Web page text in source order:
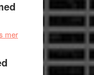
Scensommar
Artipelag
merom
Filmrecension: